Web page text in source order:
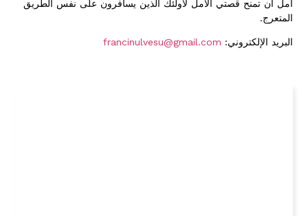
آمل أن تمنح قصتي الأمل لأولئك الذين يسافرون على نفس الطريق
المتعرج.
البريد الإلكتروني: francinulvesu@gmail.com